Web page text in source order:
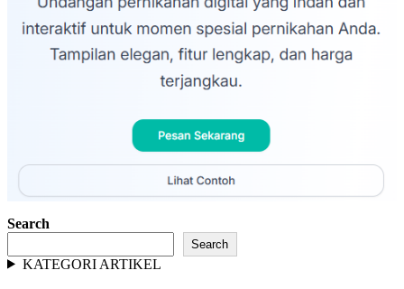
Search
Search
KATEGORI ARTIKEL